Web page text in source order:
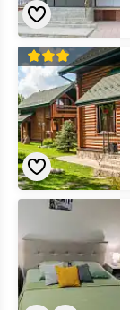
«Теремок»
гостиница
лучшие
1-
квартира
Донская
3
лучшие